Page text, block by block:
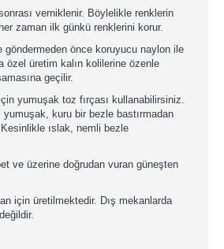
verniklenir. Böylelikle renklerin
zaman ilk günkü renklerini korur.
göndermeden önce koruyucu naylon ile
özel üretim kalın kolilerine özenle
geçilir.
yumuşak toz fırçası kullanabilirsiniz.
yumuşak, kuru bir bezle bastırmadan
ıslak, nemli bezle
ve üzerine doğrudan vuran güneşten
için üretilmektedir. Dış mekanlarda